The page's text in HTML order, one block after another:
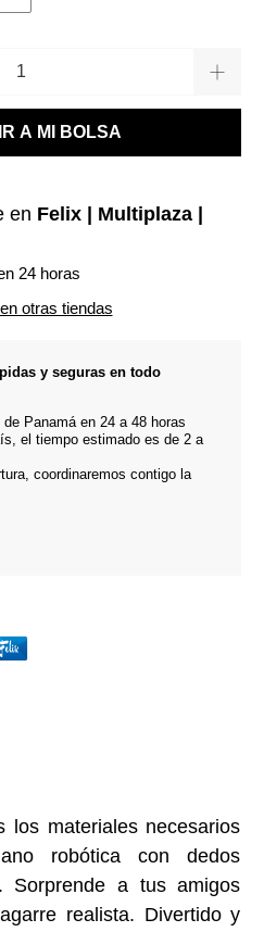
A MI BOLSA
en Felix | Multiplaza |
24 horas
otras tiendas
y seguras en todo
Panamá en 24 a 48 horas
el tiempo estimado es de 2 a
coordinaremos contigo la
los materiales necesarios
robótica con dedos
Sorprende a tus amigos
realista. Divertido y